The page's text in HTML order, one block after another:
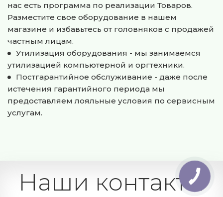
нас есть программа по реализации Товаров.
Разместите свое оборудование в нашем
магазине и избавьтесь от головняков с продажей
частным лицам.
Утилизация оборудования - мы занимаемся
утилизацией компьютерной и оргтехники.
Постгарантийное обслуживание - даже после
истечения гарантийного периода мы
предоставляем лояльные условия по сервисным
услугам.
Наши контакты